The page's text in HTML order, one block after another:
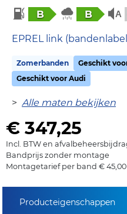
B B
EPREL link
Zomerbanden Geschikt
Geschikt voor Audi
> Alle maten bekijken
€ 347,25
Incl. BTW en
Bandprijs zonder montage
Montagetarief per band € 45,00
Producteigenschappen